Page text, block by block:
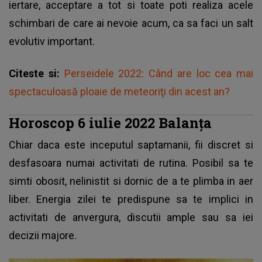
iertare, acceptare a tot si toate poti realiza acele
schimbari de care ai nevoie acum, ca sa faci un salt
evolutiv important.
Citeste si: Perseidele 2022: Când are loc cea mai
spectaculoasă ploaie de meteoriţi din acest an?
Horoscop 6 iulie 2022 Balanța
Chiar daca este inceputul saptamanii, fii discret si
desfasoara numai activitati de rutina. Posibil sa te
simti obosit, nelinistit si dornic de a te plimba in aer
liber. Energia zilei te predispune sa te implici in
activitati de anvergura, discutii ample sau sa iei
decizii majore.